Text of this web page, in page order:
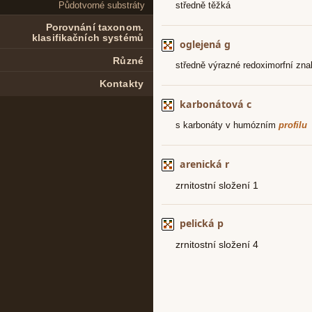
Půdotvorné substráty
Porovnání taxonom.
klasifikačních systémů
Různé
Kontakty